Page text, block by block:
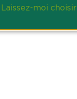
Laissez-moi choisir